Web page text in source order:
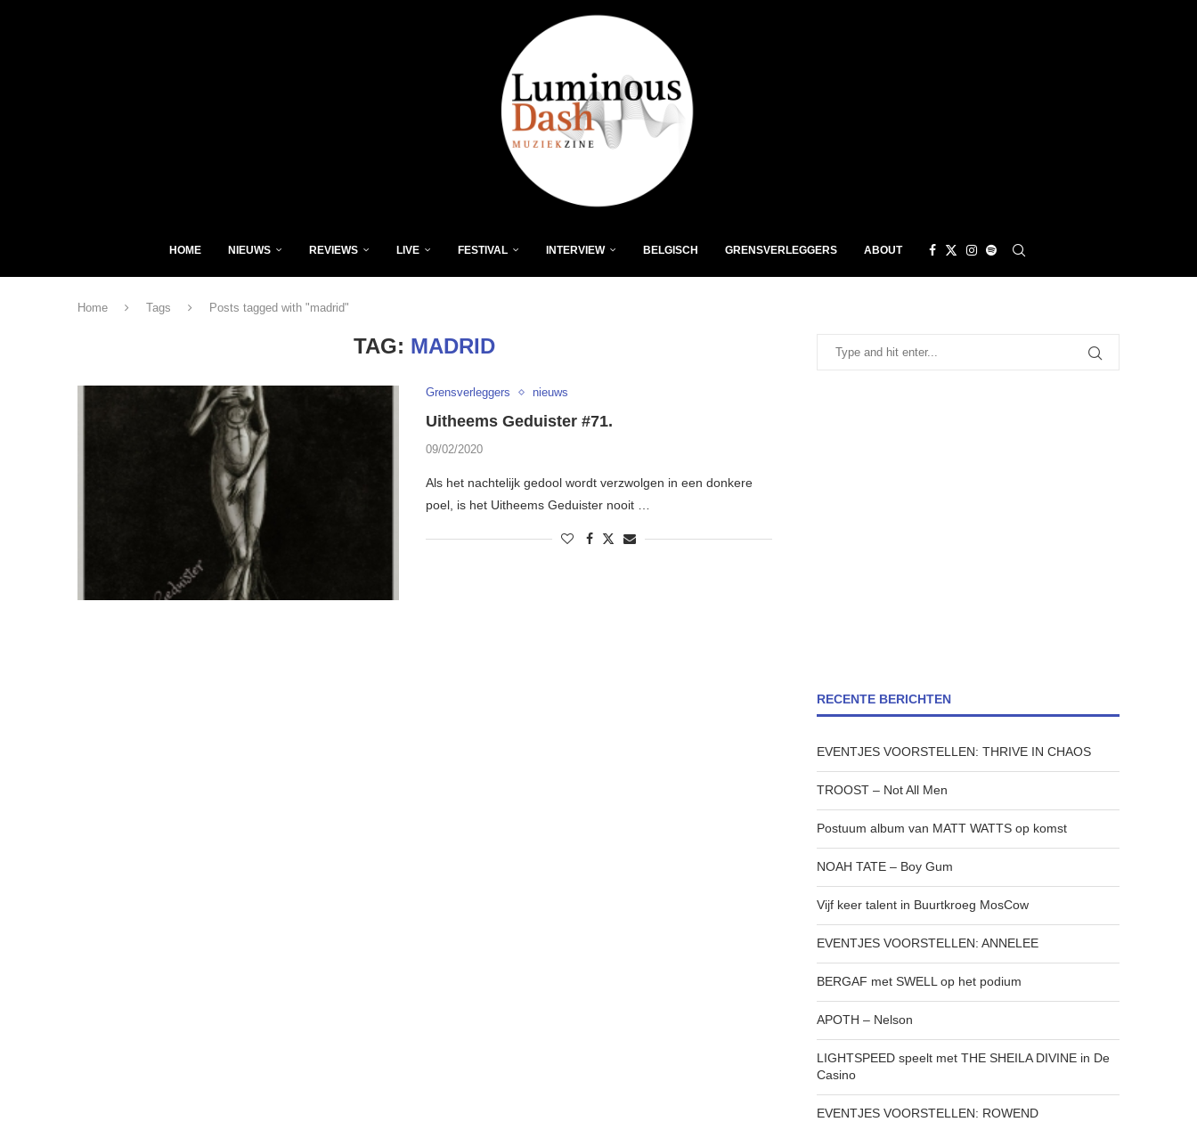
HOME NIEUWS REVIEWS LIVE FESTIVAL INTERVIEW BELGISCH GRENSVERLEGGERS ABOUT
Home Tags Posts tagged with "madrid"
TAG: MADRID
Grensverleggers nieuws
Uitheems Geduister #71.
09/02/2020
Als het nachtelijk gedool wordt verzwolgen in een donkere
poel, is het Uitheems Geduister nooit …
RECENTE BERICHTEN
EVENTJES VOORSTELLEN: THRIVE IN CHAOS
TROOST – Not All Men
Postuum album van MATT WATTS op komst
NOAH TATE – Boy Gum
Vijf keer talent in Buurtkroeg MosCow
EVENTJES VOORSTELLEN: ANNELEE
BERGAF met SWELL op het podium
APOTH – Nelson
LIGHTSPEED speelt met THE SHEILA DIVINE in De
Casino
EVENTJES VOORSTELLEN: ROWEND